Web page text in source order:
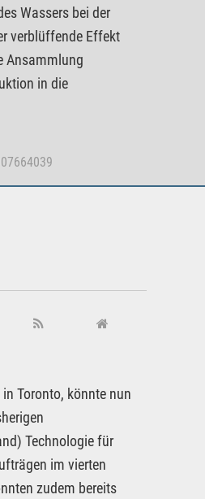
Wassers bei der
verblüffende Effekt
Ansammlung
in die
Toronto, könnte nun
Technologie für
im vierten
zudem bereits